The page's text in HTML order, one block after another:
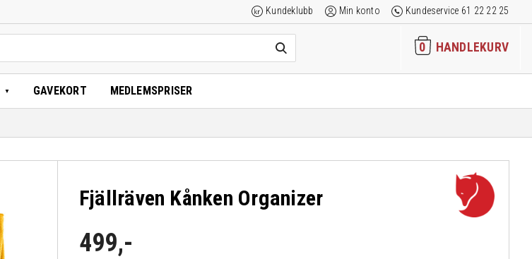
Kundeklubb Min konto Kundeservice 61 22 22 25
0 HANDLEKURV
GAVEKORT MEDLEMSPRISER
Fjällräven Kånken Organizer
499,-